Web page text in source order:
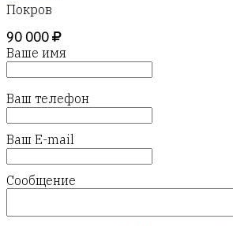
Покров
90 000
Ваше имя
Ваш телефон
Ваш E-mail
Сообщение